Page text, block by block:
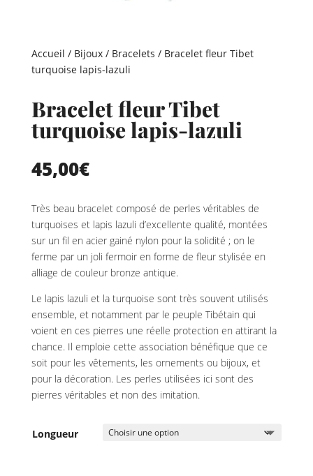
Accueil / Bijoux/ Bracelets / Bracelet fleur Tibet
turquoise lapis-lazuli
Bracelet fleur Tibet
turquoise lapis-lazuli
45,00€
Très beau bracelet composé de perles véritables de
turquoises et lapis lazuli d’excellente qualité, montées
sur un fil en acier gainé nylon pour la solidité ; on le
ferme par un joli fermoir en forme de fleur stylisée en
alliage de couleur bronze antique.
Le lapis lazuli et la turquoise sont très souvent utilisés
ensemble, et notamment par le peuple Tibétain qui
voient en ces pierres une réelle protection en attirant la
chance. Il emploie cette association bénéfique que ce
soit pour les vêtements, les ornements ou bijoux, et
pour la décoration. Les perles utilisées ici sont des
pierres véritables et non des imitation.
Longueur